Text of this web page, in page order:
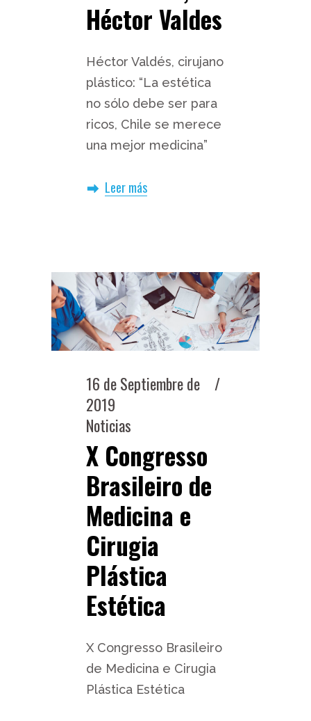
Héctor Valdes
Héctor Valdés, cirujano
plástico: “La estética
no sólo debe ser para
ricos, Chile se merece
una mejor medicina”
Leer más
16 de Septiembre de
2019
Noticias
X Congresso
Brasileiro de
Medicina e
Cirugia
Plástica
Estética
X Congresso Brasileiro
de Medicina e Cirugia
Plástica Estética